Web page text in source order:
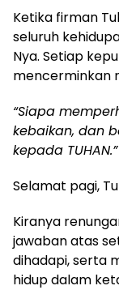
Ketika firman
seluruh
Nya. Setiap
mencerminkan
“Siapa
kebaikan, dan
kepada TUHAN.”
Selamat pagi,
Kiranya
jawaban atas
dihadapi, serta
hidup dalam